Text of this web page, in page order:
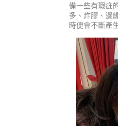
備一些有瑕疵
多、炸膠、邊
時便會不斷產